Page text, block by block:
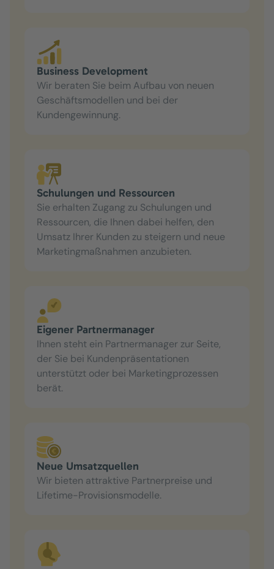
Business Development
Wir beraten Sie beim Aufbau von neuen
Geschäftsmodellen und bei der
Kundengewinnung.
Schulungen und Ressourcen
Sie erhalten Zugang zu Schulungen und
Ressourcen, die Ihnen dabei helfen, den
Umsatz Ihrer Kunden zu steigern und neue
Marketingmaßnahmen anzubieten.
Eigener Partnermanager
Ihnen steht ein Partnermanager zur Seite,
der Sie bei Kundenpräsentationen
unterstützt oder bei Marketingprozessen
berät.
Neue Umsatzquellen
Wir bieten attraktive Partnerpreise und
Lifetime-Provisionsmodelle.